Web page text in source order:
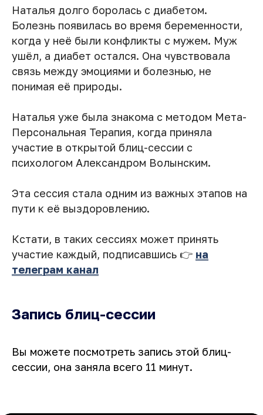
Наталья долго боролась с диабетом.
Болезнь появилась во время беременности,
когда у неё были конфликты с мужем. Муж
ушёл, а диабет остался. Она чувствовала
связь между эмоциями и болезнью, не
понимая её природы.
Наталья уже была знакома с методом Мета-
Персональная Терапия, когда приняла
участие в открытой блиц-сессии с
психологом Александром Волынским.
Эта сессия стала одним из важных этапов на
пути к её выздоровлению.
Кстати, в таких сессиях может принять
участие каждый, подписавшись 👉 на
телеграм канал
Запись блиц-сессии
Вы можете посмотреть запись этой блиц-
сессии, она заняла всего 11 минут.